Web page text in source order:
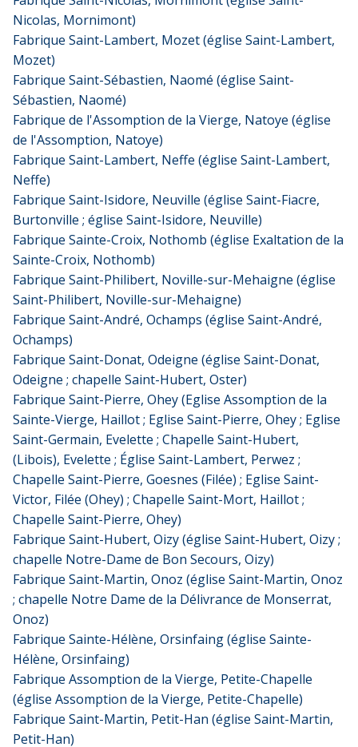
Nicolas, Mornimont)
Fabrique Saint-Lambert, Mozet (église Saint-Lambert,
Mozet)
Fabrique Saint-Sébastien, Naomé (église Saint-
Sébastien, Naomé)
Fabrique de l'Assomption de la Vierge, Natoye (église
de l'Assomption, Natoye)
Fabrique Saint-Lambert, Neffe (église Saint-Lambert,
Neffe)
Fabrique Saint-Isidore, Neuville (église Saint-Fiacre,
Burtonville ; église Saint-Isidore, Neuville)
Fabrique Sainte-Croix, Nothomb (église Exaltation de la
Sainte-Croix, Nothomb)
Fabrique Saint-Philibert, Noville-sur-Mehaigne (église
Saint-Philibert, Noville-sur-Mehaigne)
Fabrique Saint-André, Ochamps (église Saint-André,
Ochamps)
Fabrique Saint-Donat, Odeigne (église Saint-Donat,
Odeigne ; chapelle Saint-Hubert, Oster)
Fabrique Saint-Pierre, Ohey (Eglise Assomption de la
Sainte-Vierge, Haillot ; Eglise Saint-Pierre, Ohey ; Eglise
Saint-Germain, Evelette ; Chapelle Saint-Hubert,
(Libois), Evelette ; Église Saint-Lambert, Perwez ;
Chapelle Saint-Pierre, Goesnes (Filée) ; Eglise Saint-
Victor, Filée (Ohey) ; Chapelle Saint-Mort, Haillot ;
Chapelle Saint-Pierre, Ohey)
Fabrique Saint-Hubert, Oizy (église Saint-Hubert, Oizy ;
chapelle Notre-Dame de Bon Secours, Oizy)
Fabrique Saint-Martin, Onoz (église Saint-Martin, Onoz
; chapelle Notre Dame de la Délivrance de Monserrat,
Onoz)
Fabrique Sainte-Hélène, Orsinfaing (église Sainte-
Hélène, Orsinfaing)
Fabrique Assomption de la Vierge, Petite-Chapelle
(église Assomption de la Vierge, Petite-Chapelle)
Fabrique Saint-Martin, Petit-Han (église Saint-Martin,
Petit-Han)